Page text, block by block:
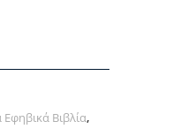
Εφηβικά Βιβλία,